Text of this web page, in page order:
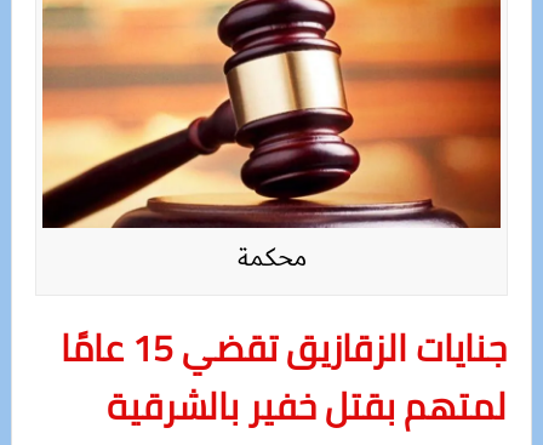
محكمة
جنايات الزقازيق تقضي 15 عامًا
لمتهم بقتل خفير بالشرقية